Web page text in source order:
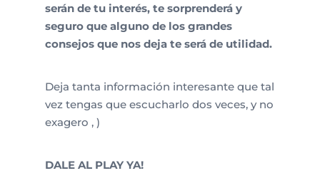
serán de tu interés, te sorprenderá y
seguro que alguno de los grandes
consejos que nos deja te será de utilidad.
Deja tanta información interesante que tal
vez tengas que escucharlo dos veces, y no
exagero , )
DALE AL PLAY YA!